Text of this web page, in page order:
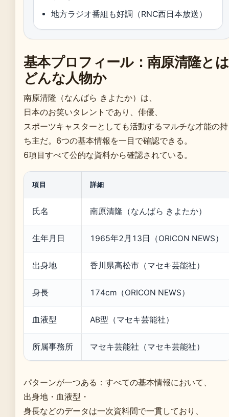
地方ラジオ番組も好調（RNC西日本放送）
基本プロフィール：南原清隆とは
どんな人物か
南原清隆（なんばら きよたか）は、
日本のお笑いタレントであり、俳優、
スポーツキャスターとしても活動するマルチな才能の持
ち主だ。6つの基本情報を一目で確認できる。
6項目すべて公的な資料から確認されている。
項目 詳細
氏名 南原清隆（なんばら きよたか）
生年月日 1965年2月13日（ORICON NEWS）
出身地 香川県高松市（マセキ芸能社）
身長 174cm（ORICON NEWS）
血液型 AB型（マセキ芸能社）
所属事務所 マセキ芸能社（マセキ芸能社）
パターンが一つある：すべての基本情報において、
出身地・血液型・
身長などのデータは一次資料間で一貫しており、